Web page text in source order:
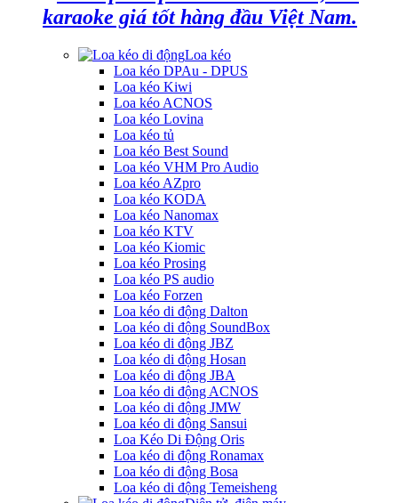
Loa kéo
Loa kéo DPAu - DPUS
Loa kéo Kiwi
Loa kéo ACNOS
Loa kéo Lovina
Loa kéo tủ
Loa kéo Best Sound
Loa kéo VHM Pro Audio
Loa kéo AZpro
Loa kéo KODA
Loa kéo Nanomax
Loa kéo KTV
Loa kéo Kiomic
Loa kéo Prosing
Loa kéo PS audio
Loa kéo Forzen
Loa kéo di động Dalton
Loa kéo di động SoundBox
Loa kéo di động JBZ
Loa kéo di động Hosan
Loa kéo di động JBA
Loa kéo di động ACNOS
Loa kéo di động JMW
Loa kéo di động Sansui
Loa Kéo Di Động Oris
Loa kéo di động Ronamax
Loa kéo di động Bosa
Loa kéo di động Temeisheng